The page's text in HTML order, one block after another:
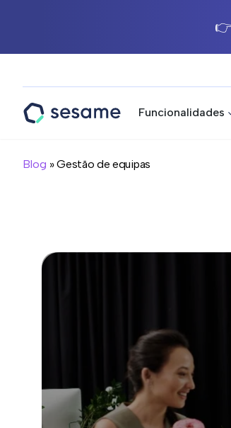
Funcionalidades
Blog » Gestão de equipas